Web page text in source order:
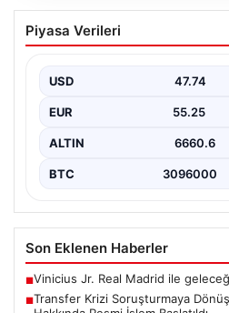
Transfer Krizi
Burhan Can Terzi
Galatasaray Spor Kulübü,
iddialar nedeniyle…
Piyasa Verileri
USD 47.74
EUR 55.25
ALTIN 6660.6
BTC 3096000
Son Eklenen Haberler
■Vinicius Jr. Real Madrid ile
■Transfer Krizi Soruşturmaya